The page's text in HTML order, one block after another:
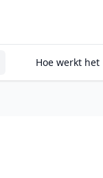
bag
Hoe werkt het